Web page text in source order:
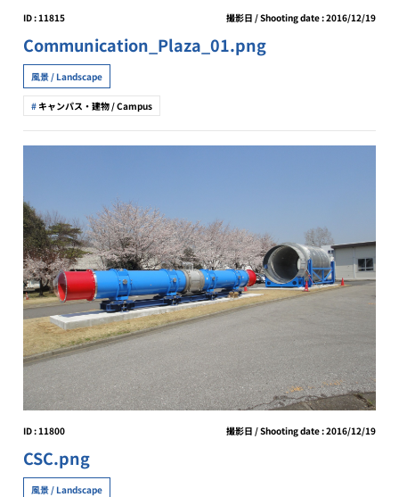
ID : 11815 撮影日 / Shooting date : 2016/12/19
Communication_Plaza_01.png
風景 / Landscape
キャンパス・建物 / Campus
ID : 11800 撮影日 / Shooting date : 2016/12/19
CSC.png
風景 / Landscape